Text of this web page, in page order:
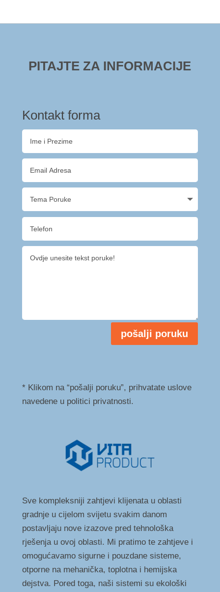
PITAJTE ZA INFORMACIJE
Kontakt forma
pošalji poruku
* Klikom na “pošalji poruku”, prihvatate uslove
navedene u politici privatnosti.
Sve kompleksniji zahtjevi klijenata u oblasti
gradnje u cijelom svijetu svakim danom
postavljaju nove izazove pred tehnološka
rješenja u ovoj oblasti. Mi pratimo te zahtjeve i
omogućavamo sigurne i pouzdane sisteme,
otporne na mehanička, toplotna i hemijska
dejstva. Pored toga, naši sistemi su ekološki